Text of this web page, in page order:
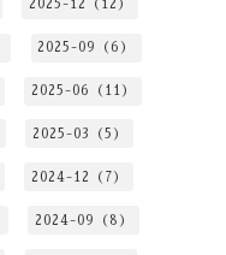
2025-12（12）
2025-09（6）
2025-06（11）
2025-03（5）
2024-12（7）
2024-09（8）